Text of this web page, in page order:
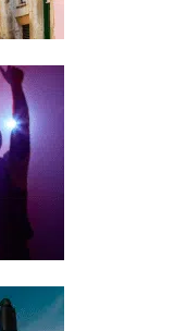
kojih je uz opis
umanjenja
PALACE Marmaris
u letovalištu
Turske